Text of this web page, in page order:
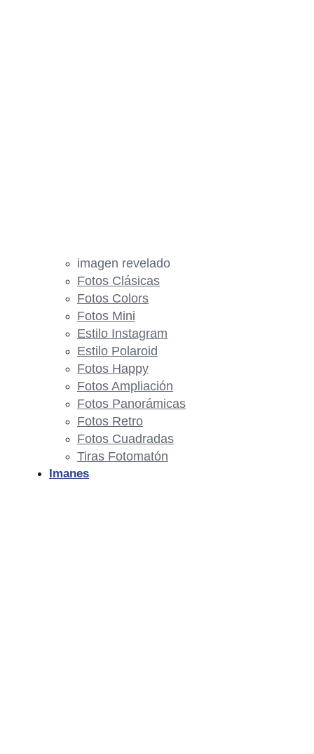
imagen revelado
Fotos Clásicas
Fotos Colors
Fotos Mini
Estilo Instagram
Estilo Polaroid
Fotos Happy
Fotos Ampliación
Fotos Panorámicas
Fotos Retro
Fotos Cuadradas
Tiras Fotomatón
Imanes